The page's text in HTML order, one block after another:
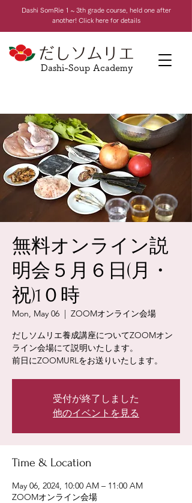
Dashi SomRie 1 ~ 3th grade course, held one after
another! Click here for details
Dashi-Soup Academy
無料オンライン説
明会５月６日(月・
祝)1０時
Mon, May 06
  |
ZOOMオンライン会場
だしソムリエ養成講座についてZOOMオン
ライン会場にて説明いたします。
前日にZOOMURLをお送りいたします。
受付が終了しました
他のイベントを見る
Time & Location
May 06, 2024, 10:00 AM – 11:00 AM
ZOOMオンライン会場